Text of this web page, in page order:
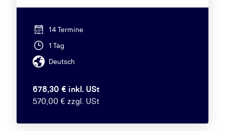
14 Termine
1 Tag
Deutsch
678,30 € inkl. USt
570,00 € zzgl. USt